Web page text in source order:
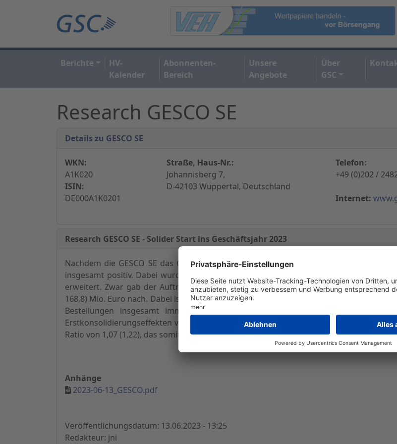
Berichte
HV-
Kalender
Abonnenten-
Bereich
Unsere
Angebote
Über
GSC
Research GESCO SE
Details zu GESCO SE
WKN:
A1K020
ISIN:
DE000A1K0201
Straße, Haus-Nr.:
Johannisberg 7,
D-42103 Wuppertal, Deutschland
Telefon:
+49 (0)202 /
Internet:
Research GESCO SE - Solider Start ins Geschäftsjahr 2023
Nachdem die GESCO SE das Geschäftsjahr 2022 mit einem Rekordergebnis
insgesamt positiv. Dabei wurde der Konsolidierungskreis im Januar 2023 um die zur
erweitert. Zwar gab der Auftragseingang infolge der konjunkturellen Eintrübung in
168,8) Mio. Euro nach. Dabei ist aber zu berücksichtigen, dass hier im Vorjahr ein
Bestellungen insgesamt immer noch auf einem sehr hohen Niveau
Erstkonsolidierungseffekten von 1,6 Mio. Euro um 6,6 Prozent auf 147,3 (138,1) Mio.
Ratio von 1,07 (1,22), das somit weiterhin auf Wachstum hindeutet.
Anhänge
2023-06-13_GESCO.pdf
Veröffentlichungsdatum: 13.06.2023 - 13:25
Redakteur: jni